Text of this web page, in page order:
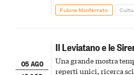
Fubine Monferrato
05 AGO
Il Leviatano e le
Una grande mostra
reperti unici, ricerca